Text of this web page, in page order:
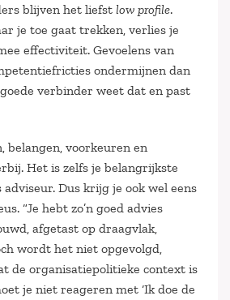
blijven het liefst low profile.
je toe gaat trekken, verlies je
effectiviteit. Gevoelens van
ondermijnen dan
verbinder weet dat en past
belangen, voorkeuren en
Het is zelfs je belangrijkste
Dus krijg je ook wel eens
“Je hebt zo’n goed advies
afgetast op draagvlak,
wordt het niet opgevolgd,
de organisatiepolitieke context is
je niet reageren met ‘Ik doe de